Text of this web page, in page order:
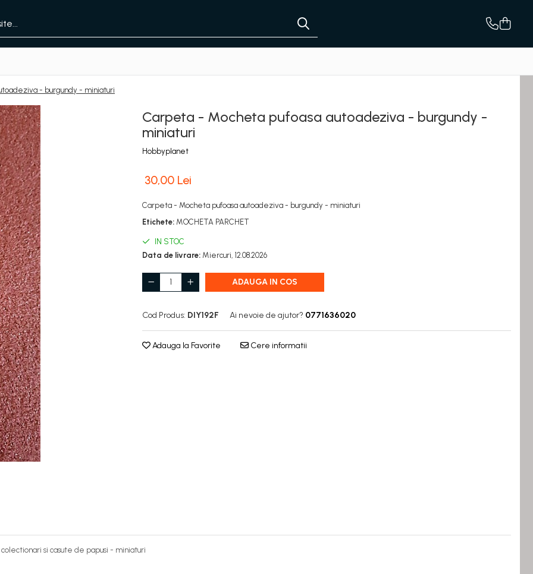
- burgundy - miniaturi
Carpeta - Mocheta pufoasa autoadeziva - burgundy -
miniaturi
Hobbyplanet
30,00 Lei
Carpeta - Mocheta pufoasa autoadeziva - burgundy - miniaturi
Etichete: MOCHETA PARCHET
IN STOC
Data de livrare: Miercuri, 12.08.2026
ADAUGA IN COS
Cod Produs: DIY192F Ai nevoie de ajutor? 0771636020
Adauga la Favorite Cere informatii
si casute de papusi - miniaturi